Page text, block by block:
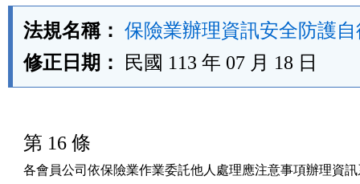
法規名稱： 保險業辦理資訊安全防護
修正日期：
民國 113 年 07 月 18 日
第 16 條
各會員公司依保險業作業委託他人處理應注意事項辦理資